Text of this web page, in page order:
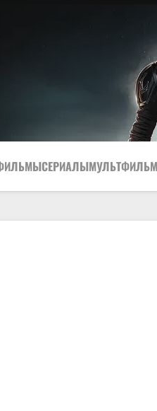
СЕРИАЛЫ